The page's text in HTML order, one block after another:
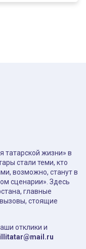
татарской жизни» в
стали теми, кто
возможно, станут в
сценарии». Здесь
главные
стоящие
отклики и